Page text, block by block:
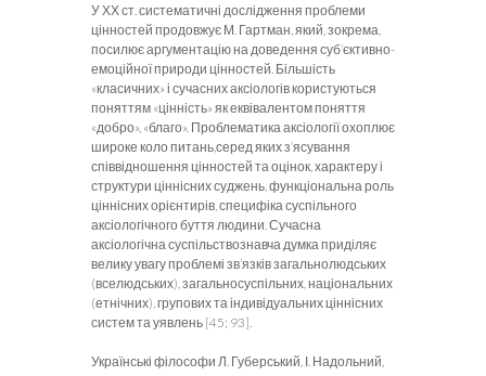
У ХХ ст. систематичні дослідження проблеми
цінностей продовжує М. Гартман, який, зокрема,
посилює аргументацію на доведення суб’єктивно-
емоційної природи цінностей. Більшість
«класичних» і сучасних аксіологів користуються
поняттям «цінність» як еквівалентом поняття
«добро», «благо». Проблематика аксіології охоплює
широке коло питань,серед яких з’ясування
співвідношення цінностей та оцінок, характеру і
структури ціннісних суджень, функціональна роль
ціннісних орієнтирів, специфіка суспільного
аксіологічного буття людини. Сучасна
аксіологічна суспільствознавча думка приділяє
велику увагу проблемі зв’язків загальнолюдських
(вселюдських), загальносуспільних, національних
(етнічних), групових та індивідуальних ціннісних
систем та уявлень [45; 93].
Українські філософи Л. Губерський, І. Надольний,